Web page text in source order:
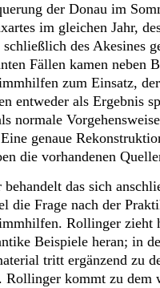
der Donau im
im gleichen Jahr,
des Akesines
Fällen kamen neben
zum Einsatz,
entweder als Ergebnis
normale
genaue
die vorhandenen
behandelt das sich
die Frage nach der
Rollinger zieht
Beispiele heran; in
tritt ergänzend zu
Rollinger kommt zu dem